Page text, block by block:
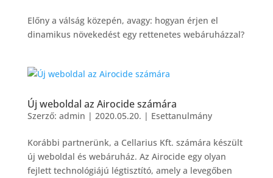
Előny a válság közepén, avagy: hogyan érjen el
dinamikus növekedést egy rettenetes webáruházzal?
Új weboldal az Airocide számára
Szerző: admin | 2020.05.20. | Esettanulmány
Korábbi partnerünk, a Cellarius Kft. számára készült
új weboldal és webáruház. Az Airocide egy olyan
fejlett technológiájú légtisztító, amely a levegőben